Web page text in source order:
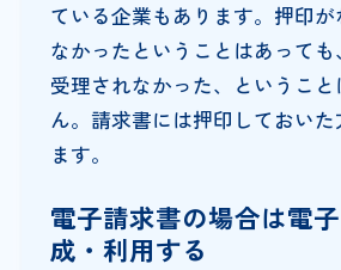
ている企業もあります。押印
なかったということはあって
受理されなかった、というこ
ん。請求書には押印しておい
ます。
電子請求書の場合は電
成・利用する